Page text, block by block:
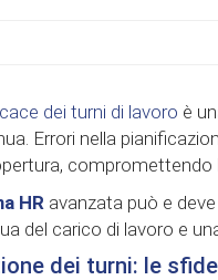
dei turni di lavoro è
Errori nella
compromettendo
HR avanzata può e
del carico di lavoro e
dei turni: le